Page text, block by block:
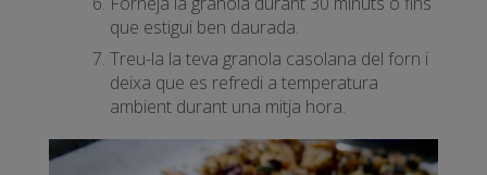
que estigui ben daurada.
Treu-la la teva granola casolana del forn i
deixa que es refredi a temperatura
ambient durant una mitja hora.